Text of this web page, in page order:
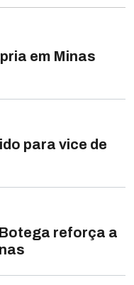
em Minas
para vice de
reforça a